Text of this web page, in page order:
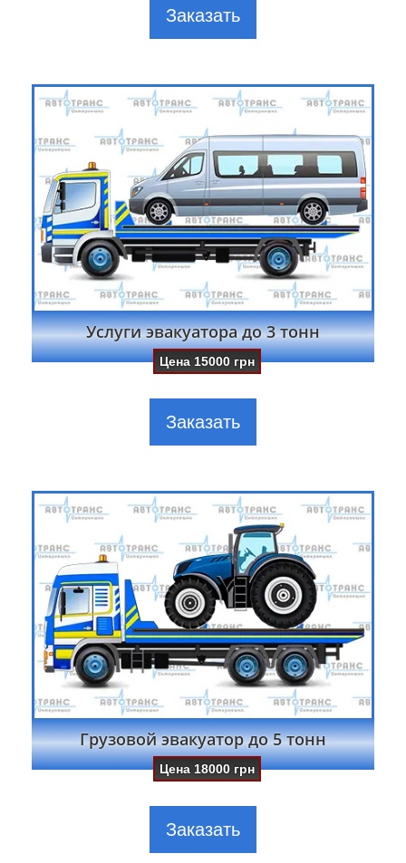
Заказать
Услуги эвакуатора до 3 тонн
Цена15000 грн
Заказать
Грузовой эвакуатор до 5 тонн
Цена 18000 грн
Заказать